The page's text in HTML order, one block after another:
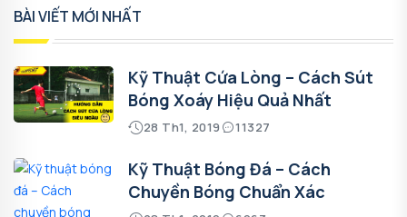
BÀI VIẾT MỚI NHẤT
Kỹ Thuật Cứa Lòng – Cách Sút
Bóng Xoáy Hiệu Quả Nhất
28 Th1, 2019 11327
Kỹ Thuật Bóng Đá – Cách
Chuyền Bóng Chuẩn Xác